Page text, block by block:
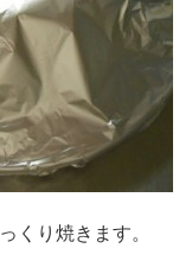
くり焼きます。